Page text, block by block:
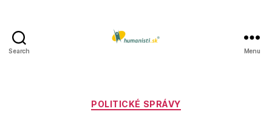
Search Menu
Kategórie
POLITICKÉ SPRÁVY